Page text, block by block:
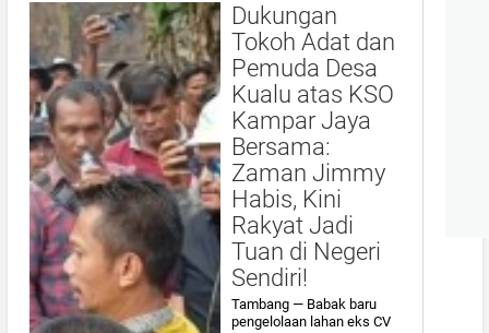
Dukungan
Tokoh Adat dan
Pemuda Desa
Kualu atas KSO
Kampar Jaya
Bersama:
Zaman Jimmy
Habis, Kini
Rakyat Jadi
Tuan di Negeri
Sendiri!
Tambang — Babak baru
pengelolaan lahan eks CV